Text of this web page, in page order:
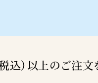
込）以上のご注